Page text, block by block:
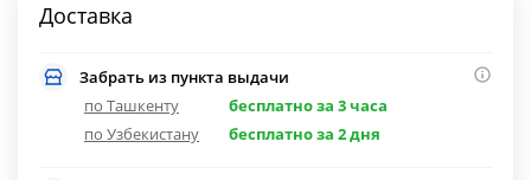
Доставка
Забрать из пункта выдачи
по Ташкенту
бесплатно за 3 часа
по Узбекистану
бесплатно за 2 дня